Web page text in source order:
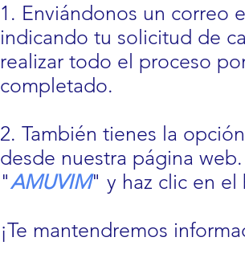
1. Enviándonos un correo
indicando tu solicitud de
realizar todo el proceso
completado.
2. También tienes la
desde nuestra página
"AMUVIM" y haz clic en el
¡Te mantendremos